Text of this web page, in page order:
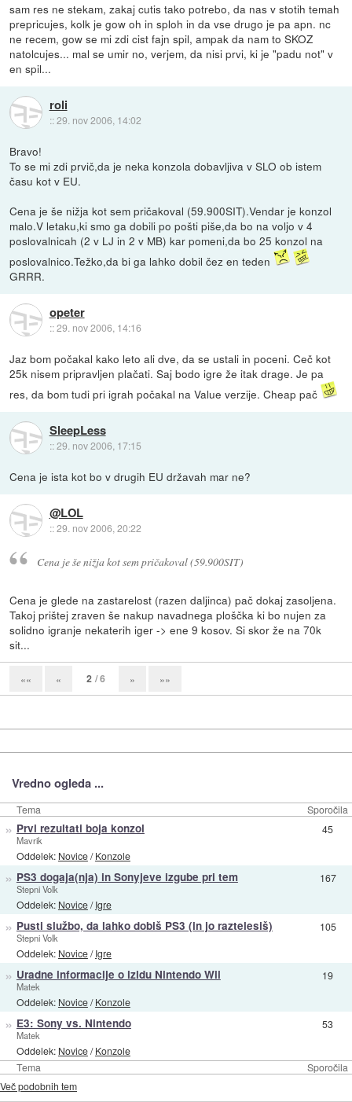
sam res ne stekam, zakaj cutis tako potrebo, da nas v stotih temah
prepricujes, kolk je gow oh in sploh in da vse drugo je pa apn. nc
ne recem, gow se mi zdi cist fajn spil, ampak da nam to SKOZ
natolcujes... mal se umir no, verjem, da nisi prvi, ki je "padu not" v
en spil...
roli
::29. nov 2006, 14:02
Bravo!
To se mi zdi prvič,da je neka konzola dobavljiva v SLO ob istem
času kot v EU.
Cena je še nižja kot sem pričakoval (59.900SIT).Vendar je konzol
malo.V letaku,ki smo ga dobili po pošti piše,da bo na voljo v 4
poslovalnicah (2 v LJ in 2 v MB) kar pomeni,da bo 25 konzol na
poslovalnico.Težko,da bi ga lahko dobil čez en teden
GRRR.
opeter
::29. nov 2006, 14:16
Jaz bom počakal kako leto ali dve, da se ustali in poceni. Ceč kot
25k nisem pripravljen plačati. Saj bodo igre že itak drage. Je pa
res, da bom tudi pri igrah počakal na Value verzije. Cheap pač
SleepLess
::29. nov 2006, 17:15
Cena je ista kot bo v drugih EU državah mar ne?
@LOL
::29. nov 2006, 20:22
Cena je še nižja kot sem pričakoval (59.900SIT)
Cena je glede na zastarelost (razen daljinca) pač dokaj zasoljena.
Takoj prištej zraven še nakup navadnega ploščka ki bo nujen za
solidno igranje nekaterih iger -> ene 9 kosov. Si skor že na 70k
sit...
«« « 2 / 6 » »»
Vredno ogleda ...
Tema Sporočila
Tema Sporočila
» Prvi rezultati boja konzol
Mavrik
Oddelek: Novice/Konzole
45
» PS3 dogaja(nja) in Sonyjeve izgube pri tem
Stepni Volk
Oddelek: Novice/Igre
167
» Pusti službo, da lahko dobiš PS3 (in jo raztelesiš)
Stepni Volk
Oddelek: Novice/Igre
105
» Uradne informacije o izidu Nintendo Wii
Matek
Oddelek: Novice/Konzole
19
» E3: Sony vs. Nintendo
Matek
Oddelek: Novice/Konzole
53
Več podobnih tem